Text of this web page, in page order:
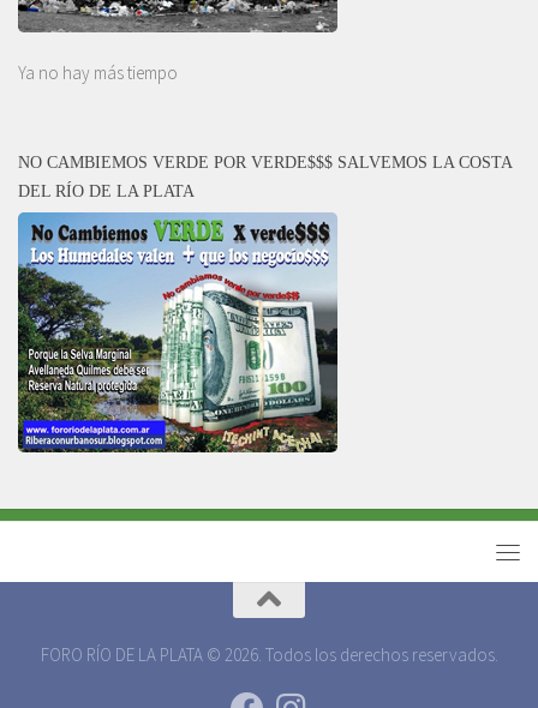
Ya no hay más tiempo
NO CAMBIEMOS VERDE POR VERDE$$$ SALVEMOS LA COSTA
DEL RÍO DE LA PLATA
FORO RÍO DE LA PLATA © 2026. Todos los derechos reservados.